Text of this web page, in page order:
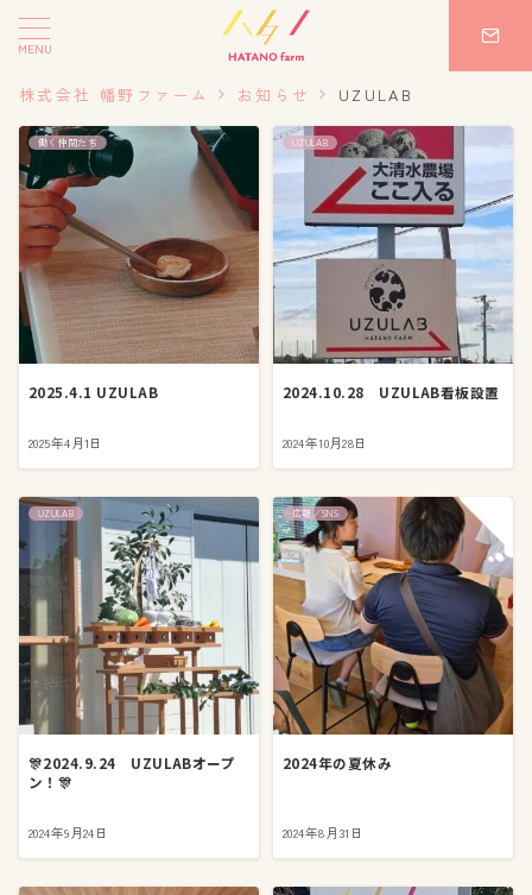
MENU
株式会社 幡野ファーム お知らせ UZULAB
働く仲間たち
2025.4.1 UZULAB
2025年4月1日
UZULAB
2024.10.28 UZULAB看板設置
2024年10月28日
UZULAB
🎊2024.9.24 UZULABオープ
ン！🎊
2024年9月24日
広報／SNS
2024年の夏休み
2024年8月31日